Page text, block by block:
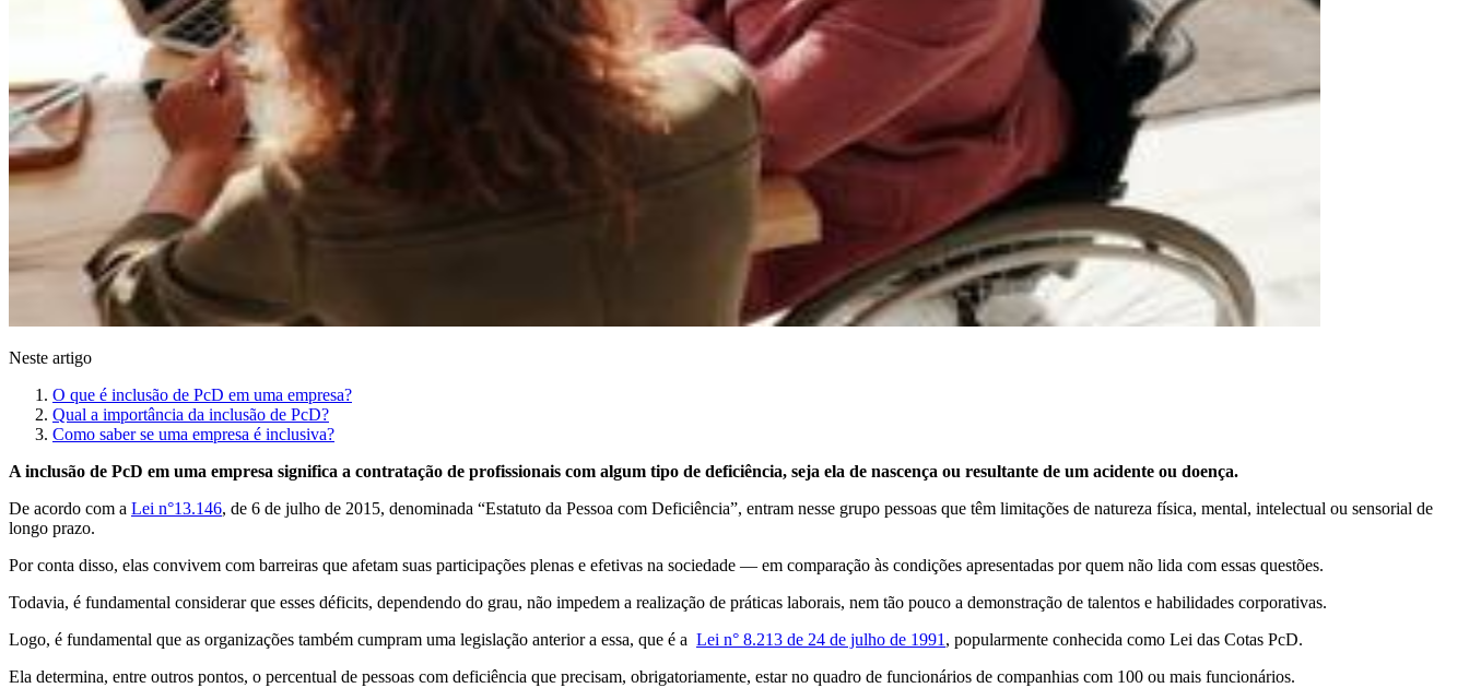
Neste artigo
O que é inclusão de PcD em uma empresa?
Qual a importância da inclusão de PcD?
Como saber se uma empresa é inclusiva?
A inclusão de PcD em uma empresa significa a contratação de profissionais com algum tipo de deficiência, seja ela de nascença ou resultante de um acidente ou doença.
De acordo com a Lei n°13.146, de 6 de julho de 2015, denominada “Estatuto da Pessoa com Deficiência”, entram nesse grupo pessoas que têm limitações de natureza física, mental, intelectual ou sensorial de
longo prazo.
Por conta disso, elas convivem com barreiras que afetam suas participações plenas e efetivas na sociedade — em comparação às condições apresentadas por quem não lida com essas questões.
Todavia, é fundamental considerar que esses déficits, dependendo do grau, não impedem a realização de práticas laborais, nem tão pouco a demonstração de talentos e habilidades corporativas.
Logo, é fundamental que as organizações também cumpram uma legislação anterior a essa, que é a Lei n° 8.213 de 24 de julho de 1991, popularmente conhecida como Lei das Cotas PcD.
Ela determina, entre outros pontos, o percentual de pessoas com deficiência que precisam, obrigatoriamente, estar no quadro de funcionários de companhias com 100 ou mais funcionários.